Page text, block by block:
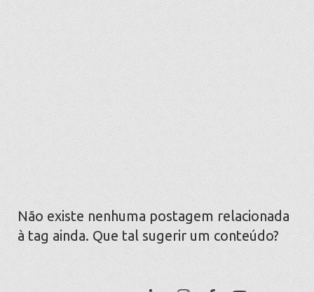
Não existe nenhuma postagem relacionada
à tag ainda. Que tal sugerir um conteúdo?